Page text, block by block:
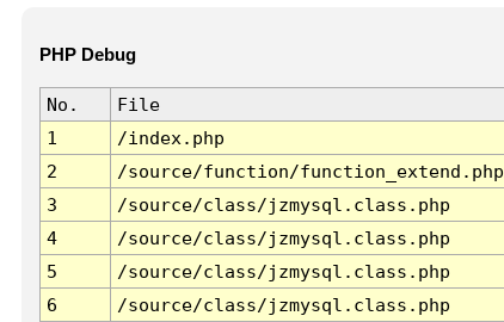
PHP Debug
No. File
1
/index.php
2
/source/function/function_extend.php
3
/source/class/jzmysql.class.php
4
/source/class/jzmysql.class.php
5
/source/class/jzmysql.class.php
6
/source/class/jzmysql.class.php